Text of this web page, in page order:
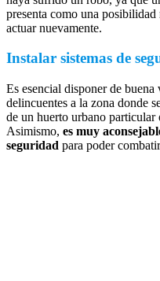
presenta como una posibilidad
actuar nuevamente.
Instalar sistemas de
Es esencial disponer de
delincuentes a la zona donde
de un huerto urbano
Asimismo, es muy
seguridad para poder